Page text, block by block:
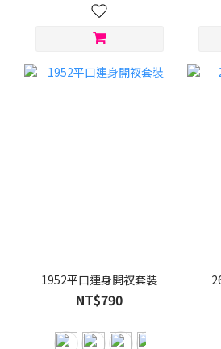
1952平口連身開衩套裝
NT$790